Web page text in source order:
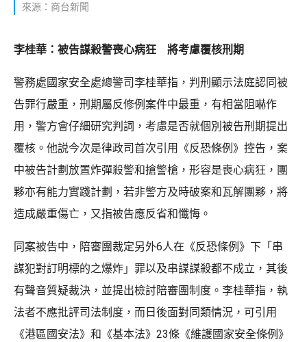
來源：商台新聞
李桂華：被告謀殺警喪心病狂 將考慮覆核刑期
警務處國家安全處總警司李桂華指，判刑顯示法庭認同被
告罪行嚴重，刑期屬反修例案件中最重，有相當阻嚇作
用，警方會仔細研究判詞，考慮是否就個別被告刑期提出
覆核。他説今次是律政司首次引用《反恐條例》控告，案
中被告計劃放置炸彈殺警和搶警槍，形容是喪心病狂，團
夥亦有能力實踐計劃，若非警方及時破案和瓦解團夥，將
造成嚴重傷亡，又指被告應反省和懺悔。
同案被告中，陪審團裁定另外6人在《反恐條例》下「串
謀犯對訂明標的之爆炸」罪以及串謀謀殺都不成立，其後
有聲音質疑裁決，並提出檢討陪審團制度。李桂華指，執
法者不應批評司法制度，而日後面對同類情況，可引用
《港區國安法》和《基本法》23條《維護國家安全條例》